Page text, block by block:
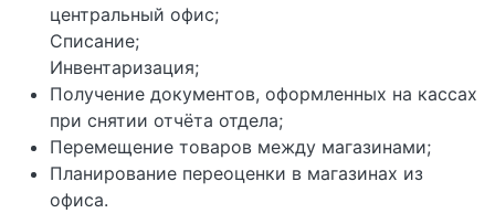
центральный офис;
Списание;
Инвентаризация;
Получение документов, оформленных на кассах
при снятии отчёта отдела;
Перемещение товаров между магазинами;
Планирование переоценки в магазинах из
офиса.